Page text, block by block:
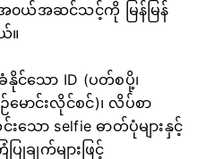
းအ၀ယ်အဆင်သင့်ကို မြန်မြန်
။
သော ID (ပတ်စပို့၊
ောင်းလိုင်စင်)၊ လိပ်စာ
းသော selfie ဓာတ်ပုံများနှင့်
ျက်များဖြင့်